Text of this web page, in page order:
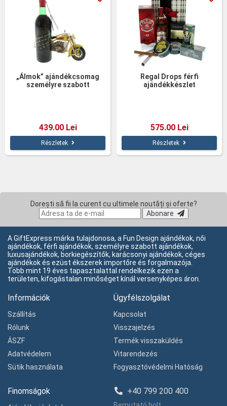
„Álmok” ajándékcsomag
személyre szabott
439.00 Lei
Részletek
Regal Drops férfi
ajándékkészlet
575.00 Lei
Részletek
Dorești să fii la curent cu ultimele noutăți și oferte?
Abonare
A GiftExpress márka tulajdonosa, a Fun Design ajándékok, női
ajándékok, férfi ajándékok, személyre szabott ajándékok,
luxusajándékok, borkiegészítők, karácsonyi ajándékok, céges
ajándékok és ezüst ékszerek importőre és forgalmazója.
Több mint 19 éves tapasztalattal rendelkezik ezen a
területen, kifogástalan minőséget kínál versenyképes áron.
Információk
Szállítás
Rólunk
ÁSZF
Adatvédelem
Sütik használata
Ügyfélszolgálat
Kapcsolat
Visszajelzés
Termék visszaküldés
Vitarendezés
Fogyasztóvédelmi Hatóság
Finomságok +40 799 200 400